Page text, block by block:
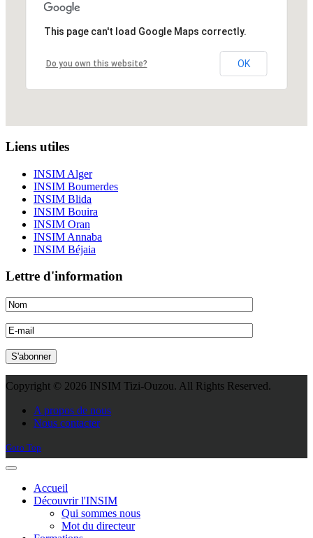
This page can't load Google Maps correctly.
Do you own this website? OK
Liens utiles
INSIM Alger
INSIM Boumerdes
INSIM Blida
INSIM Bouira
INSIM Oran
INSIM Annaba
INSIM Béjaia
Lettre d'information
Copyright © 2026 INSIM Tizi-Ouzou. All Rights Reserved.
A propos de nous
Nous contacter
Goto Top
Accueil
Découvrir l'INSIM
Qui sommes nous
Mot du directeur